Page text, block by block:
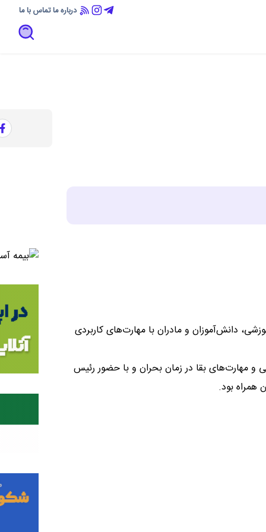
درباره ماتماس با ما
گفت: ️در این برنامه آموزشی، دانش‌آموزان و مادران با مهارت‌های کاربردی
و مهارت‌های بقا در زمان بحران و با حضور رئیس